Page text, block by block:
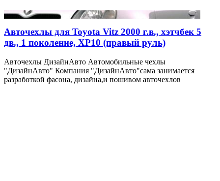
Авточехлы для Toyota Vitz 2000 г.в., хэтчбек 5
дв., 1 поколение, XP10 (правый руль)
Авточехлы ДизайнАвто Автомобильные чехлы
"ДизайнАвто" Компания "ДизайнАвто"сама занимается
разработкой фасона, дизайна,и пошивом авточехлов